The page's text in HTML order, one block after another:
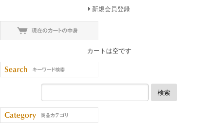
新規会員登録
カートは空です
検索